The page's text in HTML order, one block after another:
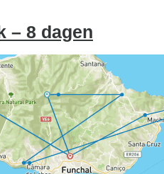
– 8 dagen